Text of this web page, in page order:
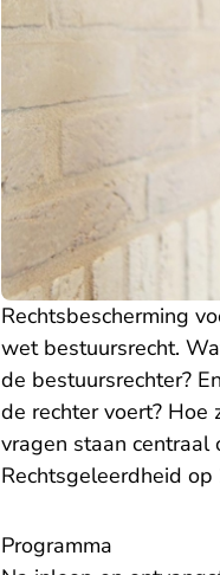
Rechtsbescherming
wet bestuursrecht.
de bestuursrechter?
de rechter voert? Hoe
vragen staan centraal
Rechtsgeleerdheid
Programma